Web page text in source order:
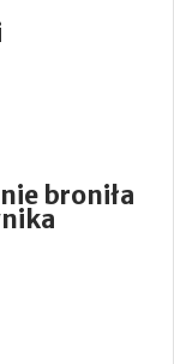
broniła